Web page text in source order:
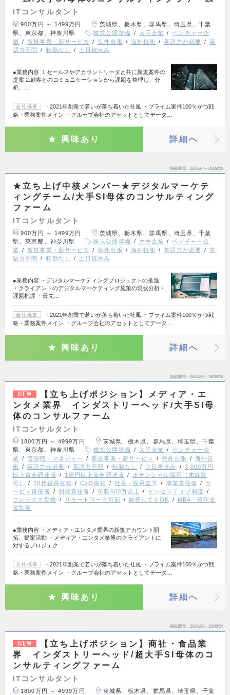
ITコンサルタント
900万円 ～ 1499万円
茨城県、栃木県、群馬県、埼玉県、千葉
県、東京都、神奈川県
株式公開準備 大手企業
ベンチャー企
業
新規事業・新サービス 海外出張 海外折衝 英語力が必要
英
語力不問
転勤なし 土日祝休み
●業務内容 1.セールスやアカウントリーダと共に新規案件の
提案 2.顧客とのコミュニケーションから課題を整理し、分
析、…
会社概要
・2021年創業で若いが落ち着いた社風 ・プライム案件100％かつ戦
略・業務案件メイン ・グループ会社のアセットとしてデータ…
興味あり 詳細へ
掲載期間 26/08/04～26/09/26
★立ち上げ中核メンバー★デジタルマーケテ
ィングチーム/大手SI母体のコンサルティング
ファーム
ITコンサルタント
900万円 ～ 1499万円
茨城県、栃木県、群馬県、埼玉県、千葉
県、東京都、神奈川県
株式公開準備 大手企業
ベンチャー企
業
新規事業・新サービス 海外出張 海外折衝 英語力が必要
英
語力不問
転勤なし 土日祝休み
●業務内容 ・デジタルマーケティングプロジェクトの推進
・クライアントのデジタルマーケティング施策の現状分析・
課題把握 ・最先…
会社概要
・2021年創業で若いが落ち着いた社風 ・プライム案件100％かつ戦
略・業務案件メイン ・グループ会社のアセットとしてデータ…
興味あり 詳細へ
掲載期間 26/08/06～26/08/24
NEW
【立ち上げポジション】メディア・エ
ンタメ業界 インダストリーヘッド/大手SI母
体のコンサルファーム
ITコンサルタント
1800万円 ～ 4999万円
茨城県、栃木県、群馬県、埼玉県、千葉
県、東京都、神奈川県
株式公開準備 大手企業
ベンチャー企
業
管理職・マネジャー 新規事業・新サービス 海外出張
海外折
衝
英語力が必要 英語力不問 転勤なし 土日祝休み
3,000万円
以上資金調達済
1億円以上資金調達済
ポテンシャル採用（未経験
可）
20代役員在籍 CxO候補 社長・役員直下 事業責任者
サ
ービス責任者
開発責任者 年収600万以上
インセンティブ制度
フレックス勤務
リモートワーク可能 副業してもOK
MBA・留学支
援制度
●業務内容 ・メディア・エンタメ業界の新規アカウント開
拓、提案活動 ・メディア・エンタメ業界のクライアントに
対するプロジェク…
会社概要
・2021年創業で若いが落ち着いた社風 ・プライム案件100％かつ戦
略・業務案件メイン ・グループ会社のアセットとしてデータ…
興味あり 詳細へ
掲載期間 26/08/06～26/08/24
NEW
【立ち上げポジション】商社・食品業
界 インダストリーヘッド/超大手SI母体のコ
ンサルティングファーム
ITコンサルタント
1800万円 ～ 4999万円
茨城県、栃木県、群馬県、埼玉県、千葉